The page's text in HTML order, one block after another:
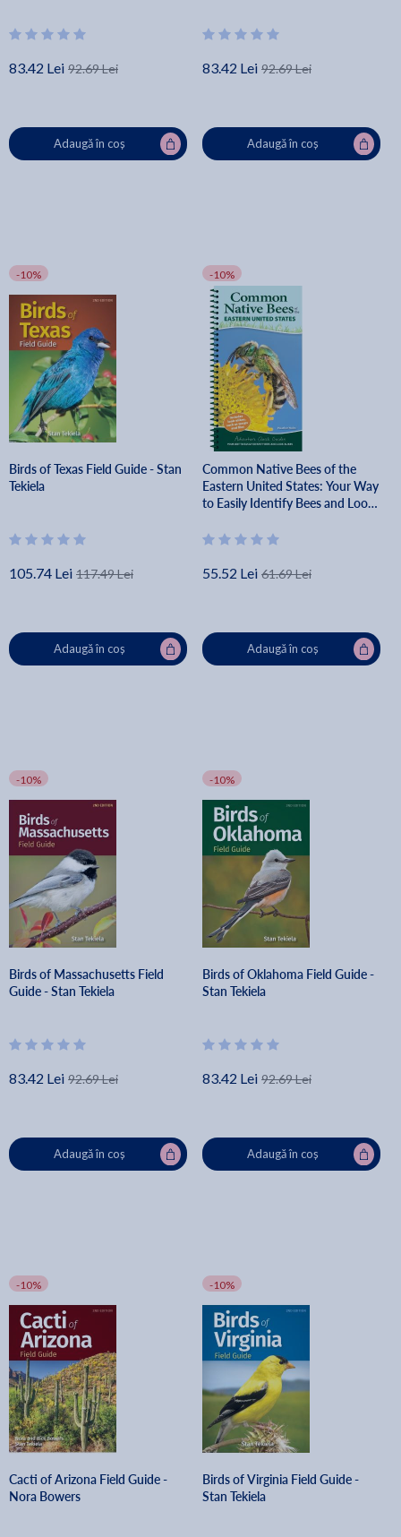
83.42 Lei 92.69 Lei
Adaugă în coș
83.42 Lei 92.69 Lei
Adaugă în coș
-10%
Birds of Texas Field Guide - Stan
Tekiela
105.74 Lei 117.49 Lei
Adaugă în coș
-10%
Common Native Bees of the
Eastern United States: Your Way
to Easily Identify Bees and Look-
55.52 Lei 61.69 Lei
Adaugă în coș
-10%
Birds of Massachusetts Field
Guide - Stan Tekiela
83.42 Lei 92.69 Lei
Adaugă în coș
-10%
Birds of Oklahoma Field Guide -
Stan Tekiela
83.42 Lei 92.69 Lei
Adaugă în coș
-10%
Cacti of Arizona Field Guide -
Nora Bowers
-10%
Birds of Virginia Field Guide -
Stan Tekiela